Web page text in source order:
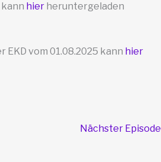
hier heruntergeladen
vom 01.08.2025 kann hier
Nächster Episode